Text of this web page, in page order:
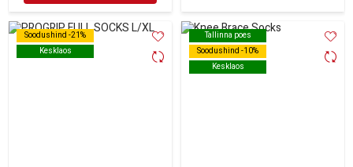
Soodushind -21%
Kesklaos
Soodushind -21%
Kesklaos
Tallinna poes
Soodushind -10%
Kesklaos
Tallinna poes
Soodushind -10%
Kesklaos